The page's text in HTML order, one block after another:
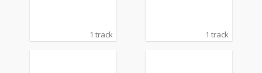
1 track 1 track